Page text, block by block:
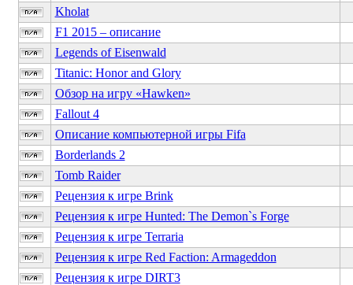
Kholat
F1 2015 – описание
Legends of Eisenwald
Titanic: Honor and Glory
Обзор на игру «Hawken»
Fallout 4
Описание компьютерной игры Fifa
Borderlands 2
Tomb Raider
Рецензия к игре Brink
Рецензия к игре Hunted: The Demon`s Forge
Рецензия к игре Terraria
Рецензия к игре Red Faction: Armageddon
Рецензия к игре DIRT3